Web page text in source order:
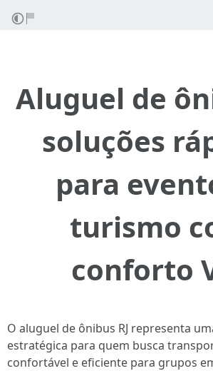
Aluguel de
soluções
para
turismo
conforto
O aluguel de ônibus RJ representa
estratégica para quem busca
confortável e eficiente para grupos